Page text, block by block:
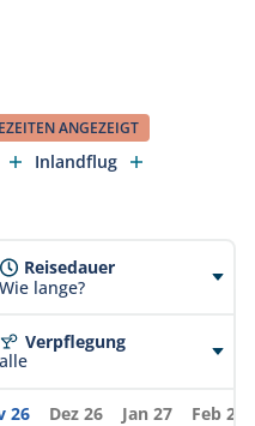
in bar bezahlt
ANGEZEIGT
Inlandflug
Reisedauer
Wie lange?
Verpflegung
alle
26 Dez 26 Jan 27 Feb 27